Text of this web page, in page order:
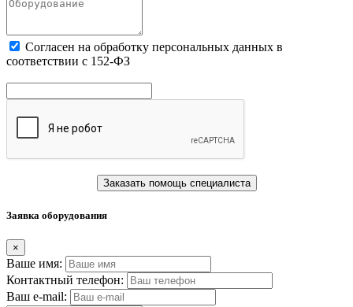
Cогласен на обработку персональных данных в
соответствии с 152-ФЗ
Заказать помощь специалиста
Заявка оборудования
×
Ваше имя:
Контактный телефон:
Ваш e-mail: